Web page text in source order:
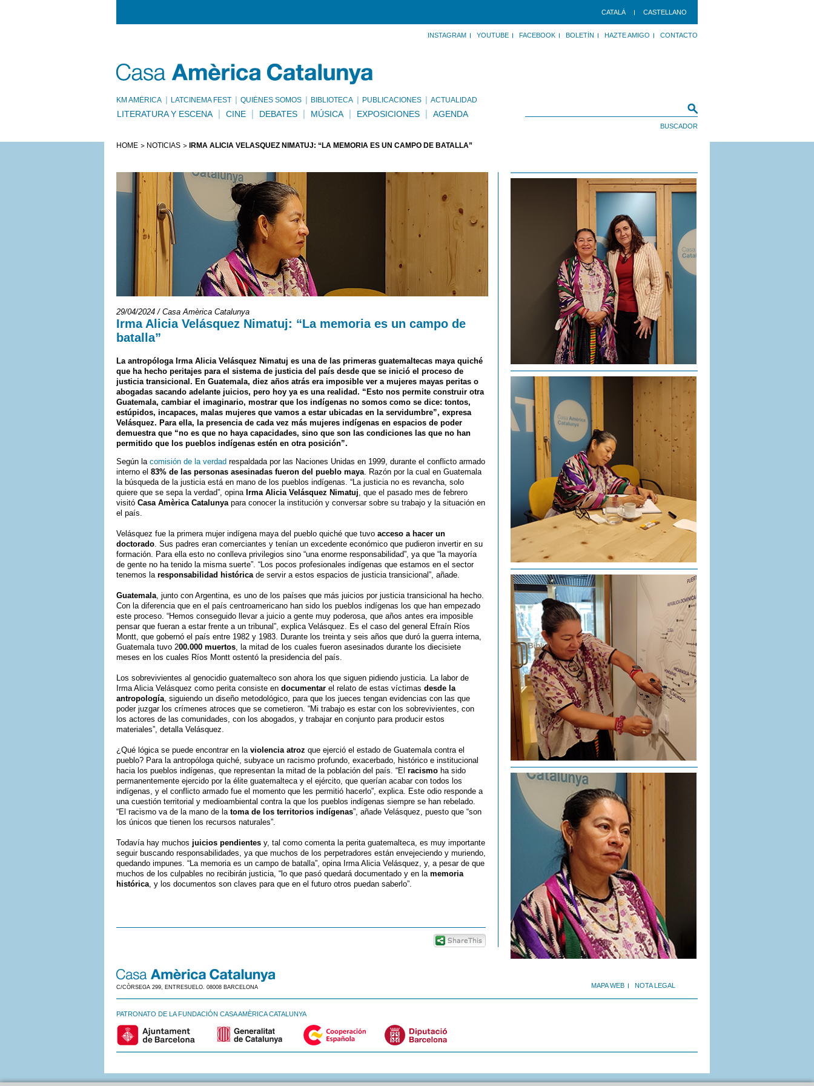
CATALÀ CASTELLANO
INSTAGRAM YOUTUBE FACEBOOK BOLETÍN HAZTE AMIGO CONTACTO
KM AMÈRICA LATCINEMA FEST QUIÉNES SOMOS BIBLIOTECA PUBLICACIONES ACTUALIDAD
LITERATURA Y ESCENA CINE DEBATES MÚSICA EXPOSICIONES AGENDA
HOME NOTICIAS IRMA ALICIA VELÁSQUEZ NIMATUJ: “LA MEMORIA ES UN CAMPO DE BATALLA”
29/04/2024 / Casa Amèrica Catalunya
Irma Alicia Velásquez Nimatuj: “La memoria es un campo de
batalla”
La antropóloga Irma Alicia Velásquez Nimatuj es una de las primeras guatemaltecas maya quiché
que ha hecho peritajes para el sistema de justicia del país desde que se inició el proceso de
justicia transicional. En Guatemala, diez años atrás era imposible ver a mujeres mayas peritas o
abogadas sacando adelante juicios, pero hoy ya es una realidad. “Esto nos permite construir otra
Guatemala, cambiar el imaginario, mostrar que los indígenas no somos como se dice: tontos,
estúpidos, incapaces, malas mujeres que vamos a estar ubicadas en la servidumbre”, expresa
Velásquez. Para ella, la presencia de cada vez más mujeres indígenas en espacios de poder
demuestra que “no es que no haya capacidades, sino que son las condiciones las que no han
permitido que los pueblos indígenas estén en otra posición”.
Según la comisión de la verdad respaldada por las Naciones Unidas en 1999, durante el conflicto armado
interno el 83% de las personas asesinadas fueron del pueblo maya. Razón por la cual en Guatemala
la búsqueda de la justicia está en mano de los pueblos indígenas. “La justicia no es revancha, solo
quiere que se sepa la verdad”, opina Irma Alicia Velásquez Nimatuj, que el pasado mes de febrero
visitó Casa Amèrica Catalunyapara conocer la institución y conversar sobre su trabajo y la situación en
el país.
Velásquez fue la primera mujer indígena maya del pueblo quiché que tuvo acceso a hacer un
doctorado. Sus padres eran comerciantes y tenían un excedente económico que pudieron invertir en su
formación. Para ella esto no conlleva privilegios sino “una enorme responsabilidad”, ya que “la mayoría
de gente no ha tenido la misma suerte”. “Los pocos profesionales indígenas que estamos en el sector
tenemos la responsabilidad históricade servir a estos espacios de justicia transicional”, añade.
Guatemala, junto con Argentina, es uno de los países que más juicios por justicia transicional ha hecho.
Con la diferencia que en el país centroamericano han sido los pueblos indígenas los que han empezado
este proceso. “Hemos conseguido llevar a juicio a gente muy poderosa, que años antes era imposible
pensar que fueran a estar frente a un tribunal”, explica Velásquez. Es el caso del general Efraín Ríos
Montt, que gobernó el país entre 1982 y 1983. Durante los treinta y seis años que duró la guerra interna,
Guatemala tuvo 200.000 muertos, la mitad de los cuales fueron asesinados durante los diecisiete
meses en los cuales Ríos Montt ostentó la presidencia del país.
Los sobrevivientes al genocidio guatemalteco son ahora los que siguen pidiendo justicia. La labor de
Irma Alicia Velásquez como perita consiste en documentar el relato de estas víctimas desde la
antropología, siguiendo un diseño metodológico, para que los jueces tengan evidencias con las que
poder juzgar los crímenes atroces que se cometieron. “Mi trabajo es estar con los sobrevivientes, con
los actores de las comunidades, con los abogados, y trabajar en conjunto para producir estos
materiales”, detalla Velásquez.
¿Qué lógica se puede encontrar en la violencia atroz que ejerció el estado de Guatemala contra el
pueblo? Para la antropóloga quiché, subyace un racismo profundo, exacerbado, histórico e institucional
hacia los pueblos indígenas, que representan la mitad de la población del país. “El racismo ha sido
permanentemente ejercido por la élite guatemalteca y el ejército, que querían acabar con todos los
indígenas, y el conflicto armado fue el momento que les permitió hacerlo”, explica. Este odio responde a
una cuestión territorial y medioambiental contra la que los pueblos indígenas siempre se han rebelado.
“El racismo va de la mano de la toma de los territorios indígenas”, añade Velásquez, puesto que “son
los únicos que tienen los recursos naturales”.
Todavía hay muchos juicios pendientes y, tal como comenta la perita guatemalteca, es muy importante
seguir buscando responsabilidades, ya que muchos de los perpetradores están envejeciendo y muriendo,
quedando impunes. “La memoria es un campo de batalla”, opina Irma Alicia Velásquez, y, a pesar de que
muchos de los culpables no recibirán justicia, “lo que pasó quedará documentado y en la memoria
histórica, y los documentos son claves para que en el futuro otros puedan saberlo”.
MAPA WEB NOTA LEGAL
C/CÒRSEGA 299, ENTRESUELO. 08008 BARCELONA
PATRONATO DE LA FUNDACIÓN CASA AMÈRICA CATALUNYA